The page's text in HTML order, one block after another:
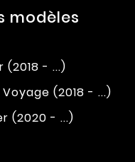
modèles
(2018 - ...)
Voyage (2018 - ...)
(2020 - ...)